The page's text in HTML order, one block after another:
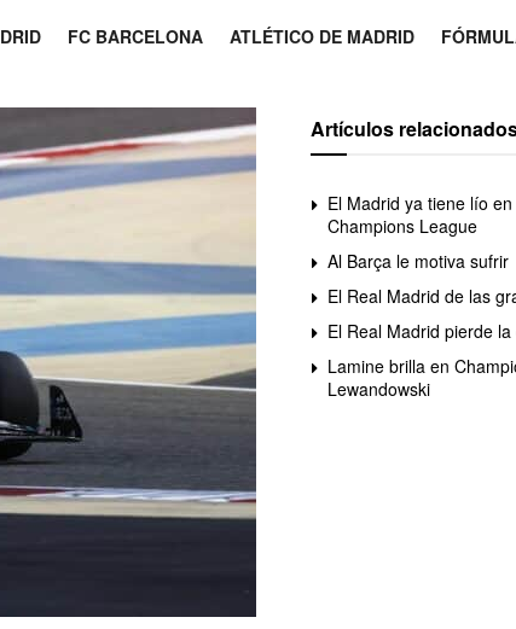
FC BARCELONA ATLÉTICO DE MADRID
Artículos
El Madrid ya tiene lío
Champions League
Al Barça le motiva sufrir
El Real Madrid de las
El Real Madrid pierde
Lamine brilla en
Lewandowski